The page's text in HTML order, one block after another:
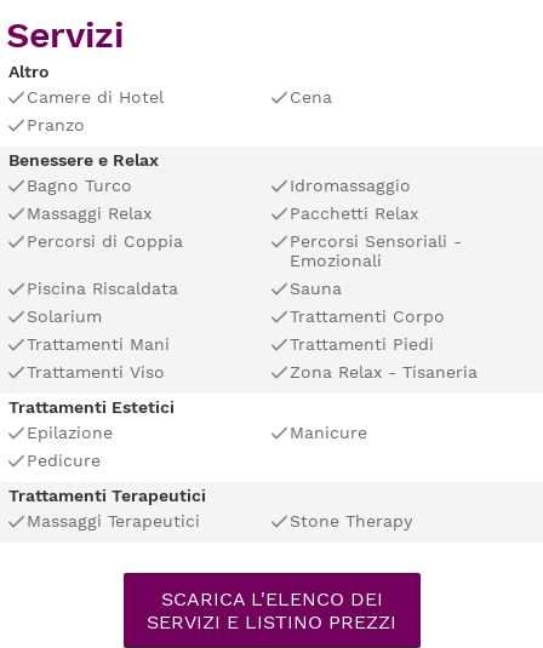
Servizi
Altro
Camere di Hotel
Cena
Pranzo
Benessere e Relax
Bagno Turco
Idromassaggio
Massaggi Relax
Pacchetti Relax
Percorsi di Coppia
Percorsi Sensoriali -
Emozionali
Piscina Riscaldata
Sauna
Solarium
Trattamenti Corpo
Trattamenti Mani
Trattamenti Piedi
Trattamenti Viso
Zona Relax - Tisaneria
Trattamenti Estetici
Epilazione
Manicure
Pedicure
Trattamenti Terapeutici
Massaggi Terapeutici
Stone Therapy
SCARICA L'ELENCO DEI
SERVIZI E LISTINO PREZZI